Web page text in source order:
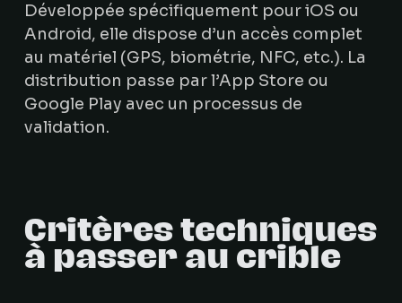
Développée spécifiquement pour iOS ou
Android, elle dispose d’un accès complet
au matériel (GPS, biométrie, NFC, etc.). La
distribution passe par l’App Store ou
Google Play avec un processus de
validation.
Critères techniques
à passer au crible